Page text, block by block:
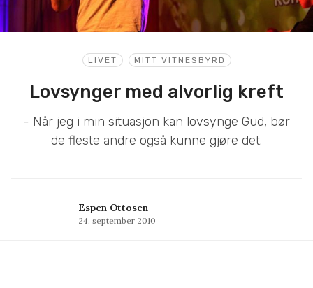
LIVET MITT VITNESBYRD
Lovsynger med alvorlig kreft
- Når jeg i min situasjon kan lovsynge Gud, bør
de fleste andre også kunne gjøre det.
Espen Ottosen
24. september 2010